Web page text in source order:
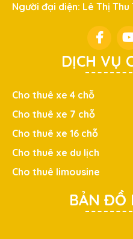
Người đại diện: Lê Thị
DỊCH VỤ
Cho thuê xe 4 chỗ
Cho thuê xe 7 chỗ
Cho thuê xe 16 chỗ
Cho thuê xe du lịch
Cho thuê limousine
BẢN ĐỒ